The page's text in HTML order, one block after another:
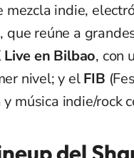
mezcla indie,
reúne a
Live en Bilbao, con
nivel; y elFIB
música indie/rock